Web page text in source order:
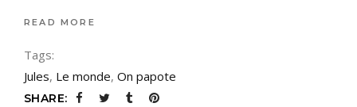
READ MORE
Tags:
Jules, Le monde, On papote
SHARE: